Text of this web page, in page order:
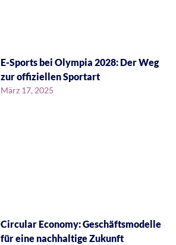
E-Sports bei Olympia 2028: Der Weg
zur offiziellen Sportart
März 17, 2025
Circular Economy: Geschäftsmodelle
für eine nachhaltige Zukunft